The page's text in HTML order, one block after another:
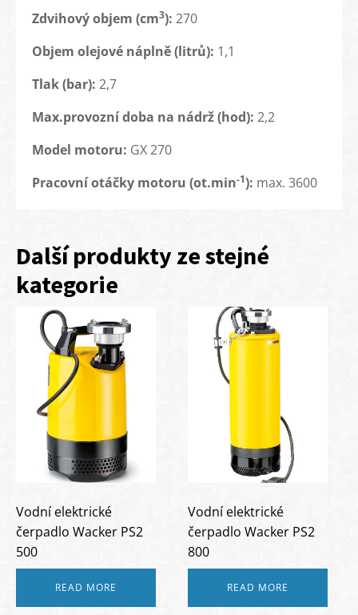
Zdvihový objem (cm3): 270
Objem olejové náplně (litrů): 1,1
Tlak (bar): 2,7
Max.provozní doba na nádrž (hod): 2,2
Model motoru: GX 270
Pracovní otáčky motoru (ot.min-1): max. 3600
Další produkty ze stejné
kategorie
Vodní elektrické
čerpadlo Wacker PS2
500
READ MORE
Vodní elektrické
čerpadlo Wacker PS2
800
READ MORE